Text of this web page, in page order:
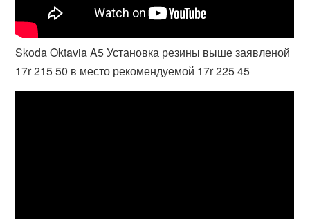
Skoda Oktavia A5 Установка резины выше заявленой
17r 215 50 в место рекомендуемой 17r 225 45